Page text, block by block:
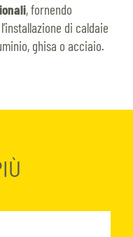
, fornendo
di caldaie
ghisa o acciaio.